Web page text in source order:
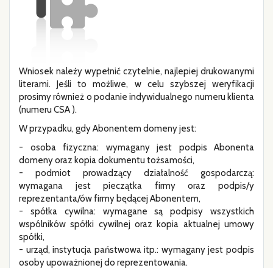
Wniosek należy wypełnić czytelnie, najlepiej drukowanymi
literami. Jeśli to możliwe, w celu szybszej weryfikacji
prosimy również o podanie indywidualnego numeru klienta
(numeru CSA ).
W przypadku, gdy Abonentem domeny jest:
- osoba fizyczna: wymagany jest podpis Abonenta
domeny oraz kopia dokumentu tożsamości,
- podmiot prowadzący działalność gospodarczą:
wymagana jest pieczątka firmy oraz podpis/y
reprezentanta/ów firmy będącej Abonentem,
- spółka cywilna: wymagane są podpisy wszystkich
wspólników spółki cywilnej oraz kopia aktualnej umowy
spółki,
- urząd, instytucja państwowa itp.: wymagany jest podpis
osoby upoważnionej do reprezentowania.